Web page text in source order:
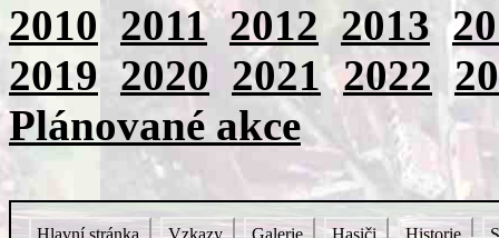
2010 2011 2012 2013
2019 2020 2021 2022
Plánované akce
Hlavní stránka Vzkazy Galerie Hasiči Historie